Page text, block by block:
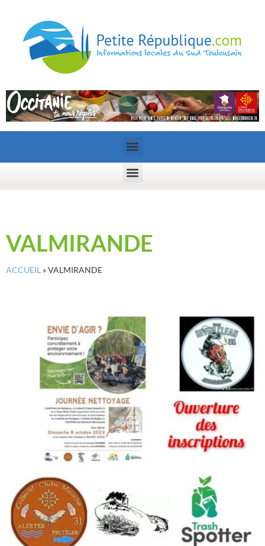
VALMIRANDE
ACCUEIL »VALMIRANDE